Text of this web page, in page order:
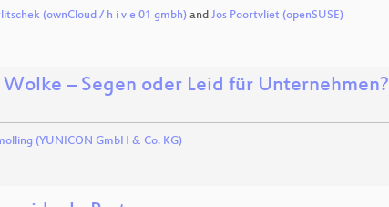
(ownCloud / h i v e 01 gmbh) and Jos Poortvliet (openSUSE)
– Segen oder Leid für Unternehmen?
(YUNICON GmbH & Co. KG)